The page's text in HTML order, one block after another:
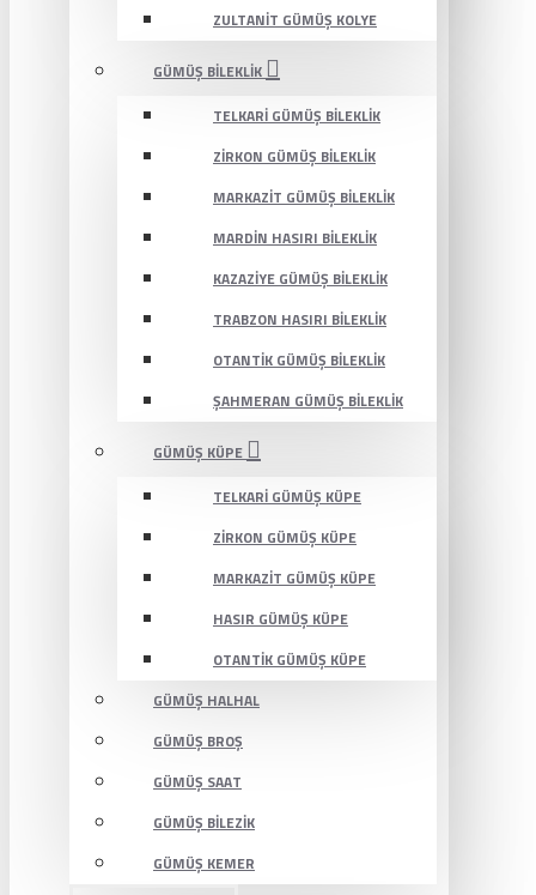
ZULTANIT GÜMÜŞ KOLYE
GÜMÜŞ BILEKLIK
TELKARI GÜMÜŞ BILEKLIK
ZIRKON GÜMÜŞ BILEKLIK
MARKAZIT GÜMÜŞ BILEKLIK
MARDIN HASIRI BILEKLIK
KAZAZIYE GÜMÜŞ BILEKLIK
TRABZON HASIRI BILEKLIK
OTANTIK GÜMÜŞ BILEKLIK
ŞAHMERAN GÜMÜŞ BILEKLIK
GÜMÜŞ KÜPE
TELKARI GÜMÜŞ KÜPE
ZIRKON GÜMÜŞ KÜPE
MARKAZIT GÜMÜŞ KÜPE
HASIR GÜMÜŞ KÜPE
OTANTIK GÜMÜŞ KÜPE
GÜMÜŞ HALHAL
GÜMÜŞ BROŞ
GÜMÜŞ SAAT
GÜMÜŞ BILEZIK
GÜMÜŞ KEMER